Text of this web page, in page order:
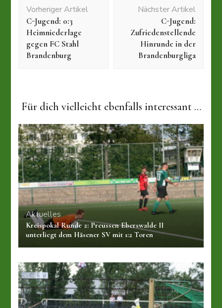
Vorheriger Artikel
C-Jugend: 0:3
Heimniederlage
gegen FC Stahl
Brandenburg
Nächster Artikel
C-Jugend:
Zufriedenstellende
Hinrunde in der
Brandenburgliga
Für dich vielleicht ebenfalls interessant …
Aktuelles
Kreispokal Runde 2: Preussen Eberswalde II
unterliegt dem Häsener SV mit 1:2 Toren